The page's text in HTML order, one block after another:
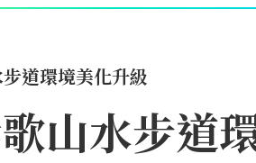
道環境美化升級
山水步道